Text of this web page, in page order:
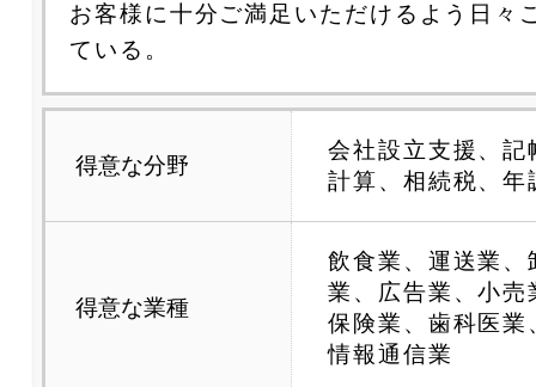
お客様に十分ご満足いただけるよう日々
ている。
得意な分野
会社設立支援、記
計算、相続税、年
得意な業種
飲食業、運送業、
業、広告業、小売
保険業、歯科医業
情報通信業